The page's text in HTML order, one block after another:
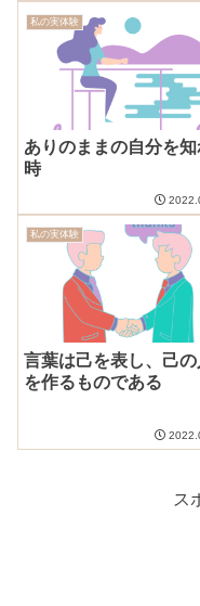
私の実体験
ありのままの自分を知
時
私の実体験
言葉は己を表し、己の
を作るものである
ス